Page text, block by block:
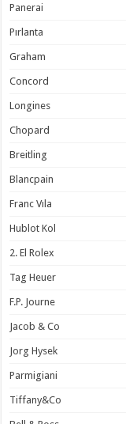
Panerai
Pırlanta
Graham
Concord
Longines
Chopard
Breitling
Blancpain
Franc Vıla
Hublot Kol
2. El Rolex
Tag Heuer
F.P. Journe
Jacob & Co
Jorg Hysek
Parmigiani
Tiffany&Co